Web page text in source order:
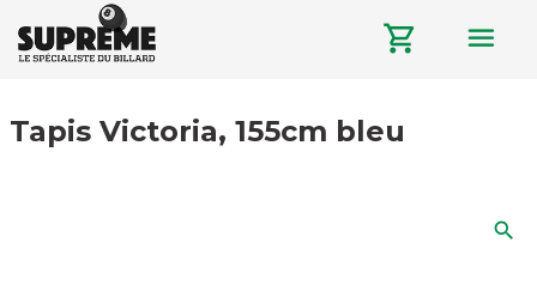
shopping_cart menu
Tapis Victoria, 155cm bleu
search